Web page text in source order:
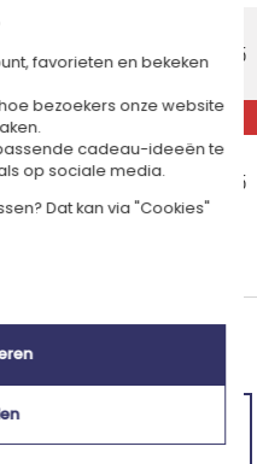
5)
2026
€ 8,95
2026
€ 14,95
favorieten en bekeken
bezoekers onze website
cadeau-ideeën te
op sociale media.
Dat kan via "Cookies"